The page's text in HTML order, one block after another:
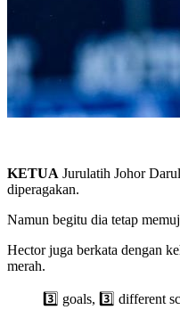
KETUA Jurulatih Johor
diperagakan.
Namun begitu dia tetap
Hector juga berkata dengan
merah.
3️⃣ goals, 3️⃣ different